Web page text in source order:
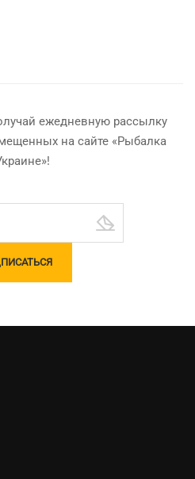
ежедневную рассылку
на сайте «Рыбалка